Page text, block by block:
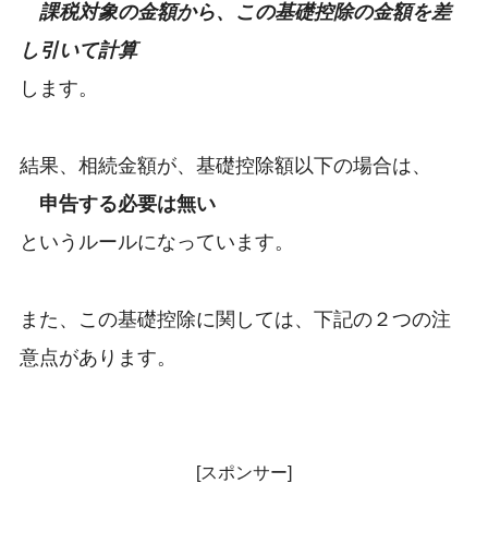
課税対象の金額から、この基礎控除の金額を差
し引いて計算
します。
結果、相続金額が、基礎控除額以下の場合は、
申告する必要は無い
というルールになっています。
また、この基礎控除に関しては、下記の２つの注
意点があります。
[スポンサー]